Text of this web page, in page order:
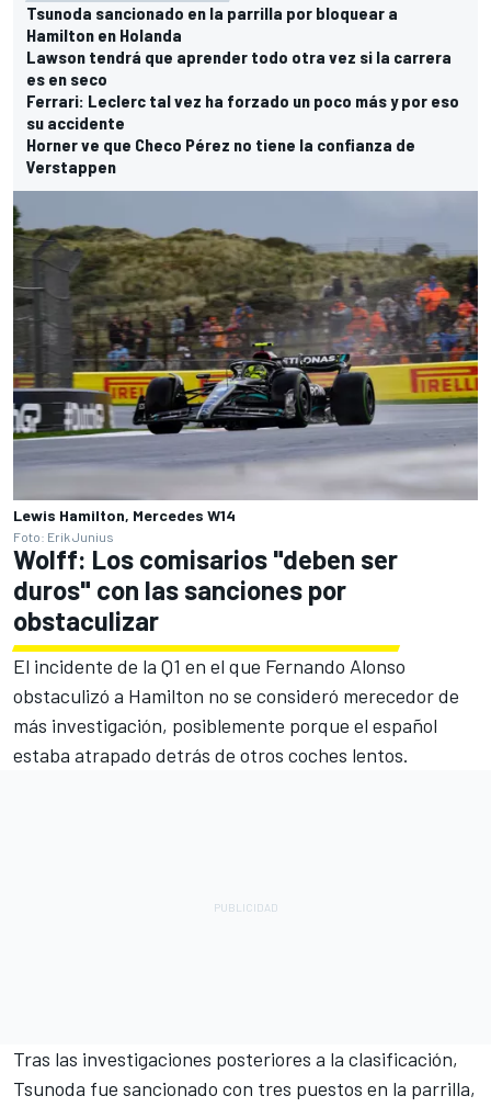
Tsunoda sancionado en la parrilla por bloquear a
Hamilton en Holanda
Lawson tendrá que aprender todo otra vez si la carrera
es en seco
Ferrari: Leclerc tal vez ha forzado un poco más y por eso
su accidente
Horner ve que Checo Pérez no tiene la confianza de
Verstappen
Lewis Hamilton, Mercedes W14
Foto: Erik Junius
Wolff: Los comisarios "deben ser
duros" con las sanciones por
obstaculizar
El incidente de la Q1 en el que Fernando Alonso
obstaculizó a Hamilton no se consideró merecedor de
más investigación, posiblemente porque el español
estaba atrapado detrás de otros coches lentos.
Tras las investigaciones posteriores a la clasificación,
Tsunoda fue sancionado con tres puestos en la parrilla,